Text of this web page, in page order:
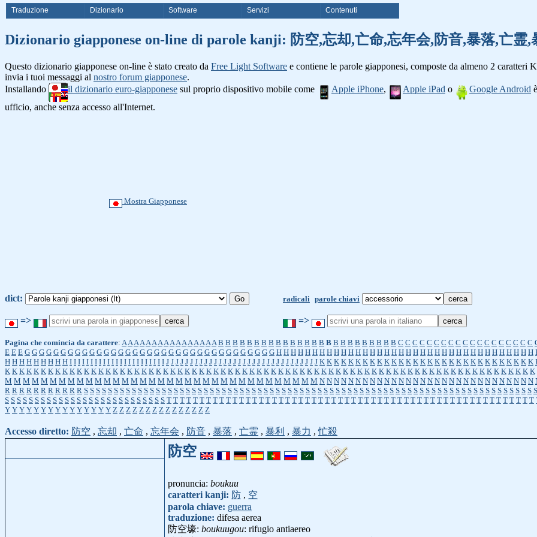
Traduzione Dizionario Software Servizi Contenuti
Dizionario giapponese on-line di parole kanji: 防空,忘却,亡命,忘年会,防音,暴落,亡霊,
Questo dizionario giapponese on-line è stato creato da Free Light Software e contiene le parole giapponesi, composte da almeno 2 caratteri
invia i tuoi messaggi al nostro forum giapponese.
Installando
il dizionario euro-giapponese sul proprio dispositivo mobile come Apple iPhone, Apple iPad o Google Android
ufficio, anche senza accesso all'Internet.
Mostra Giapponese
dict: radicali parole chiavi
=> =>
Pagina che comincia da carattere: A A A A A A A A A A A A A A A A B B B B B B B B B B B B B B B B B B B B B B B B B C C C C C C C C C C C C C C C C C C C
E E E G G G G G G G G G G G G G G G G G G G G G G G G G G G G G G G G G G G H H H H H H H H H H H H H H H H H H H H H H H H H H H H H H H H H H H H
H H H H H H H H H I I I I I I I I I I I I I I I I I I I I I I I J J J J J J J J J J J J J J J J J J J J J J J J J J J J J J J J K K K K K K K K K K K K K K K K K K K K K K K K K K K K K K
K K K K K K K K K K K K K K K K K K K K K K K K K K K K K K K K K K K K K K K K K K K K K K K K K K K K K K K K K K K K K K K K K K K K K K K K K K
M M M M M M M M M M M M M M M M M M M M M M M M M M M M M M M M M M M N N N N N N N N N N N N N N N N N N N N N N N N N N N N N N
R R R R R R R R R R R S S S S S S S S S S S S S S S S S S S S S S S S S S S S S S S S S S S S S S S S S S S S S S S S S S S S S S S S S S S S S S S S S S S S S S S S S S S S
S S S S S S S S S S S S S S S S S S S S S S S S S S S T T T T T T T T T T T T T T T T T T T T T T T T T T T T T T T T T T T T T T T T T T T T T T T T T T T T T T T T
Y Y Y Y Y Y Y Y Y Y Y Y Y Y Y Z Z Z Z Z Z Z Z Z Z Z Z Z Z Z
Accesso diretto: 防空 , 忘却 , 亡命 , 忘年会 , 防音 , 暴落 , 亡霊 , 暴利 , 暴力 ,忙殺
防空
pronuncia: boukuu
caratteri kanji: 防 , 空
parola chiave: guerra
traduzione: difesa aerea
防空壕: boukuugou: rifugio antiaereo